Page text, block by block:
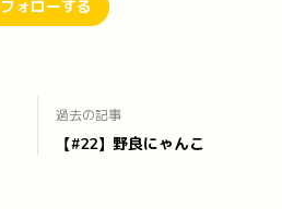
フォローする
過去の記事
【#22】野良にゃんこ